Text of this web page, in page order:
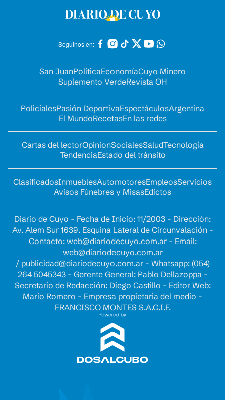
Seguinos en:
San JuanPolíticaEconomíaCuyo Minero
Suplemento VerdeRevista OH
PolicialesPasión DeportivaEspectáculosArgentina
El MundoRecetasEn las redes
Cartas del lectorOpinionSocialesSaludTecnología
TendenciaEstado del tránsito
ClasificadosInmueblesAutomotoresEmpleosServicios
Avisos Fúnebres y MisasEdictos
Diario de Cuyo - Fecha de Inicio: 11/2003 - Dirección:
Av. Alem Sur 1639. Esquina Lateral de Circunvalación -
Contacto: web@diariodecuyo.com.ar- Email:
web@diariodecuyo.com.ar
/ publicidad@diariodecuyo.com.ar- Whatsapp: (054)
264 5045343 - Gerente General: Pablo Dellazoppa -
Secretario de Redacción: Diego Castillo - Editor Web:
Mario Romero - Empresa propietaria del medio -
FRANCISCO MONTES S.A.C.I.F.